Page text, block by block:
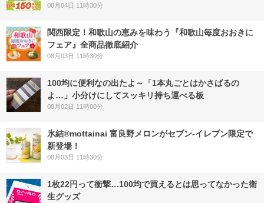
08月04日 11時30分
関西限定！和歌山の恵みを味わう『和歌山毎度おおきに
フェア』全商品徹底紹介
08月03日 11時30分
100均に便利なの出たよ～「1本丸ごとはかさばるの
よ…」小分けにしてスッキリ持ち運べる板
08月02日 11時00分
氷結®mottainai 富良野メロンがセブン‐イレブン限定で
新登場！
08月03日 11時30分
1枚22円って衝撃…100均で買えるとは思ってなかった衛
生グッズ